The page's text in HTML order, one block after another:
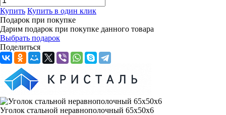
Купить Купить в один клик
Подарок при покупке
Дарим подарок при покупке данного товара
Выбрать подарок
Поделиться
Уголок стальной неравнополочный 65х50х6